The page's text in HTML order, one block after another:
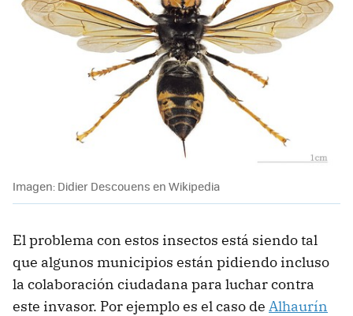
Imagen: Didier Descouens en Wikipedia
El problema con estos insectos está siendo tal
que algunos municipios están pidiendo incluso
la colaboración ciudadana para luchar contra
este invasor. Por ejemplo es el caso de Alhaurín